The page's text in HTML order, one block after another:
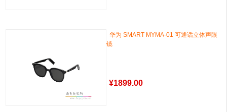
华为 SMART MYMA-01 可通话立体声眼
镜
¥1899.00